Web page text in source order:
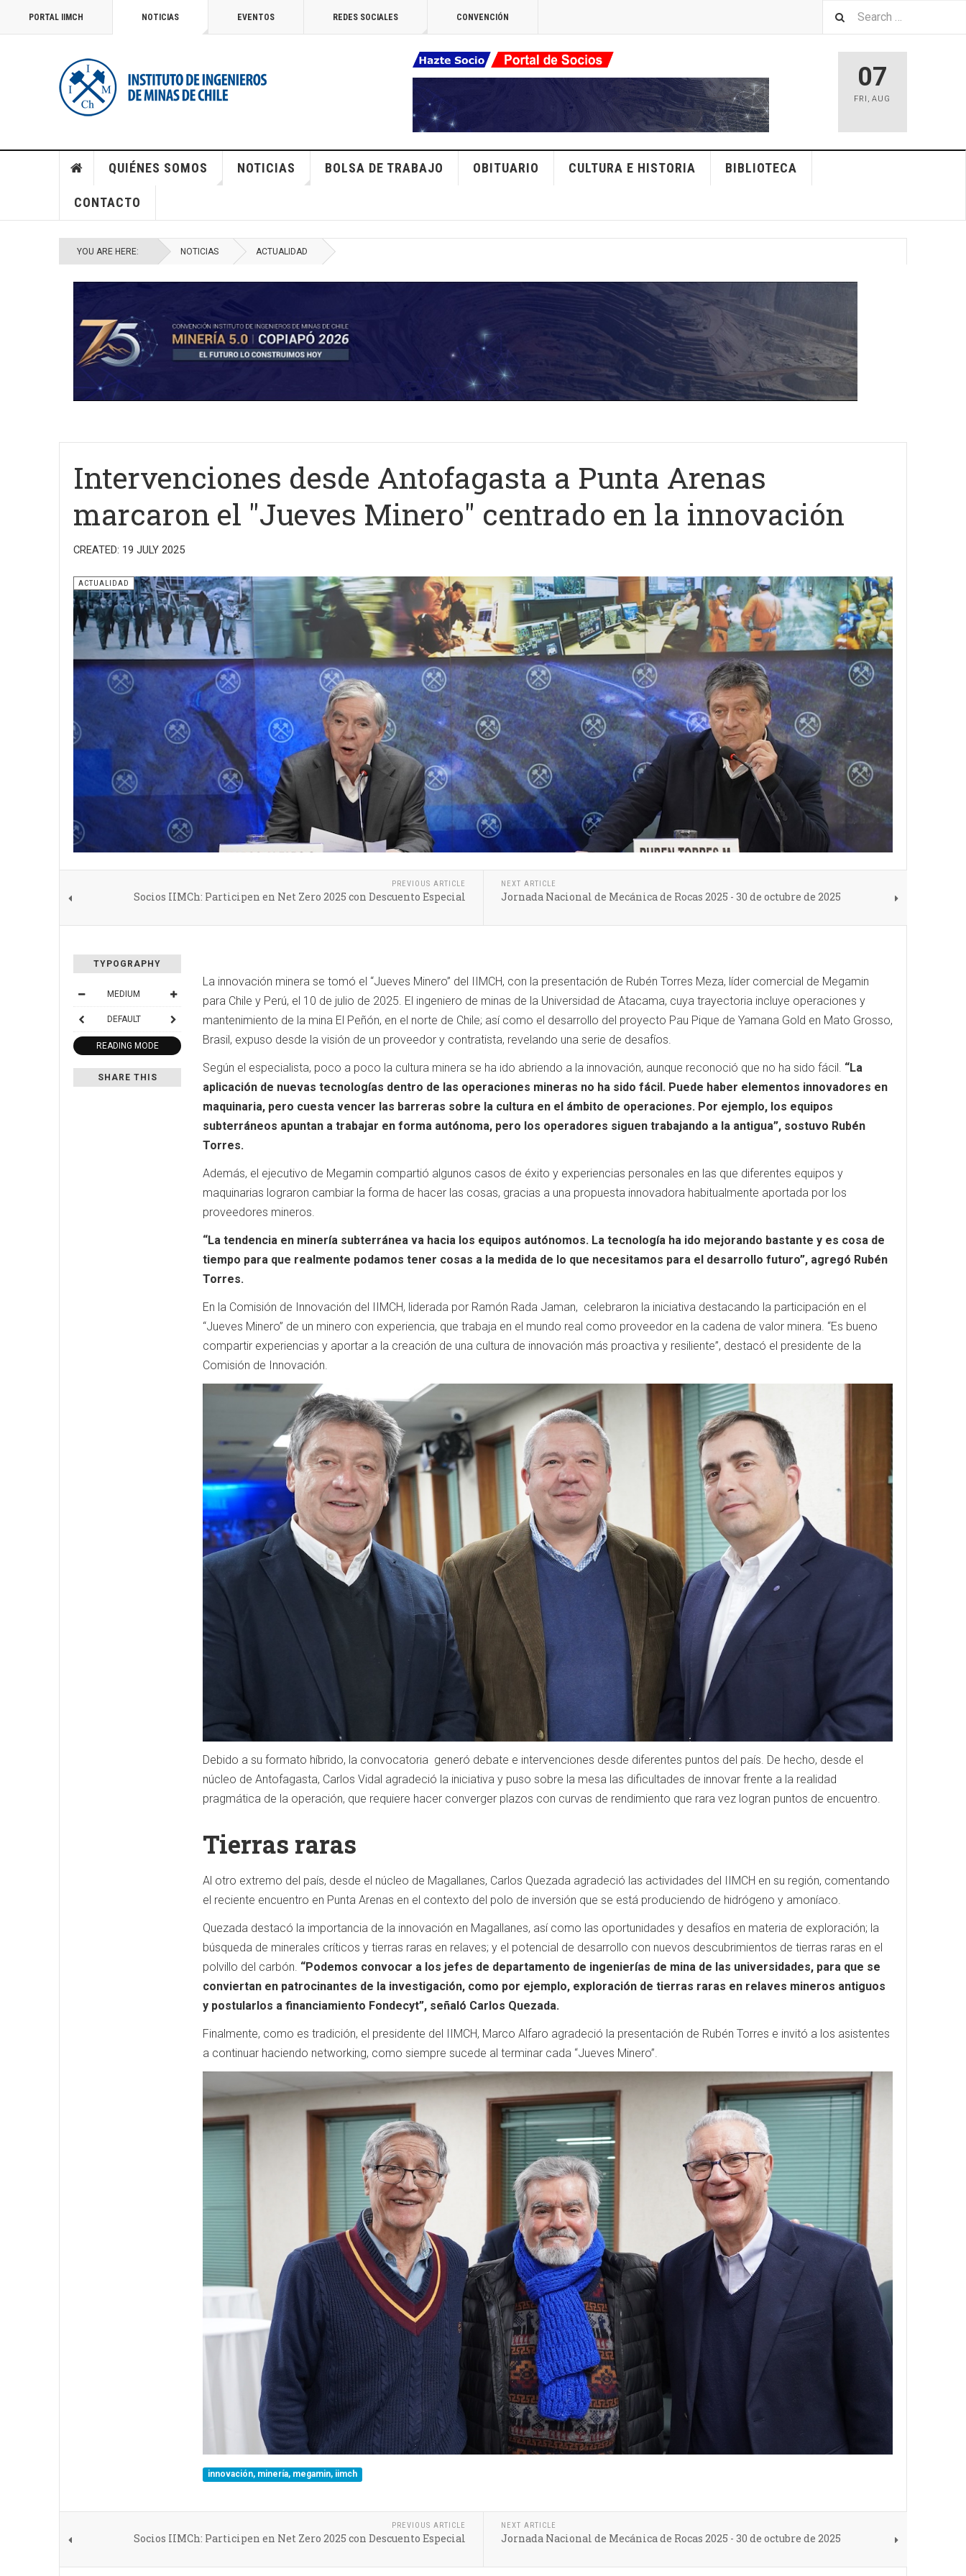
PORTAL IIMCH NOTICIAS EVENTOS REDES SOCIALES CONVENCIÓN
07
FRI ,AUG
QUIÉNES SOMOS NOTICIAS BOLSA DE TRABAJO OBITUARIO CULTURA E HISTORIA BIBLIOTECA
CONTACTO
YOU ARE HERE: NOTICIAS ACTUALIDAD
Intervenciones desde Antofagasta a Punta Arenas
marcaron el "Jueves Minero" centrado en la innovación
CREATED: 19 JULY 2025
ACTUALIDAD
PREVIOUS ARTICLE
Socios IIMCh: Participen en Net Zero 2025 con Descuento Especial
NEXT ARTICLE
Jornada Nacional de Mecánica de Rocas 2025 - 30 de octubre de 2025
TYPOGRAPHY
MEDIUM
DEFAULT
READING MODE
SHARE THIS
La innovación minera se tomó el “Jueves Minero” del IIMCH, con la presentación de Rubén Torres Meza, líder comercial de Megamin
para Chile y Perú, el 10 de julio de 2025. El ingeniero de minas de la Universidad de Atacama, cuya trayectoria incluye operaciones y
mantenimiento de la mina El Peñón, en el norte de Chile; así como el desarrollo del proyecto Pau Pique de Yamana Gold en Mato Grosso,
Brasil, expuso desde la visión de un proveedor y contratista, revelando una serie de desafíos.
Según el especialista, poco a poco la cultura minera se ha ido abriendo a la innovación, aunque reconoció que no ha sido fácil. “La
aplicación de nuevas tecnologías dentro de las operaciones mineras no ha sido fácil. Puede haber elementos innovadores en
maquinaria, pero cuesta vencer las barreras sobre la cultura en el ámbito de operaciones. Por ejemplo, los equipos
subterráneos apuntan a trabajar en forma autónoma, pero los operadores siguen trabajando a la antigua”, sostuvo Rubén
Torres.
Además, el ejecutivo de Megamin compartió algunos casos de éxito y experiencias personales en las que diferentes equipos y
maquinarias lograron cambiar la forma de hacer las cosas, gracias a una propuesta innovadora habitualmente aportada por los
proveedores mineros.
“La tendencia en minería subterránea va hacia los equipos autónomos. La tecnología ha ido mejorando bastante y es cosa de
tiempo para que realmente podamos tener cosas a la medida de lo que necesitamos para el desarrollo futuro”, agregó Rubén
Torres.
En la Comisión de Innovación del IIMCH, liderada por Ramón Rada Jaman, celebraron la iniciativa destacando la participación en el
“Jueves Minero” de un minero con experiencia, que trabaja en el mundo real como proveedor en la cadena de valor minera. “Es bueno
compartir experiencias y aportar a la creación de una cultura de innovación más proactiva y resiliente”, destacó el presidente de la
Comisión de Innovación.
Debido a su formato híbrido, la convocatoria generó debate e intervenciones desde diferentes puntos del país. De hecho, desde el
núcleo de Antofagasta, Carlos Vidal agradeció la iniciativa y puso sobre la mesa las dificultades de innovar frente a la realidad
pragmática de la operación, que requiere hacer converger plazos con curvas de rendimiento que rara vez logran puntos de encuentro.
Tierras raras
Al otro extremo del país, desde el núcleo de Magallanes, Carlos Quezada agradeció las actividades del IIMCH en su región, comentando
el reciente encuentro en Punta Arenas en el contexto del polo de inversión que se está produciendo de hidrógeno y amoníaco.
Quezada destacó la importancia de la innovación en Magallanes, así como las oportunidades y desafíos en materia de exploración; la
búsqueda de minerales críticos y tierras raras en relaves; y el potencial de desarrollo con nuevos descubrimientos de tierras raras en el
polvillo del carbón. “Podemos convocar a los jefes de departamento de ingenierías de mina de las universidades, para que se
conviertan en patrocinantes de la investigación, como por ejemplo, exploración de tierras raras en relaves mineros antiguos
y postularlos a financiamiento Fondecyt”, señaló Carlos Quezada.
Finalmente, como es tradición, el presidente del IIMCH, Marco Alfaro agradeció la presentación de Rubén Torres e invitó a los asistentes
a continuar haciendo networking, como siempre sucede al terminar cada “Jueves Minero”.
innovación, minería, megamin, iimch
PREVIOUS ARTICLE
Socios IIMCh: Participen en Net Zero 2025 con Descuento Especial
NEXT ARTICLE
Jornada Nacional de Mecánica de Rocas 2025 - 30 de octubre de 2025